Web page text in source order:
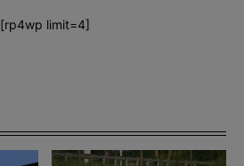
[rp4wp limit=4]